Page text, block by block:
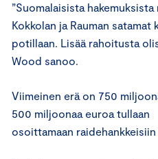
”Suomalaisista
Kokkolan ja Rauman
potillaan. Lisää rahoitusta
Wood sanoo.
Viimeinen erä on 750
500 miljoonaa euroa tullaan
osoittamaan